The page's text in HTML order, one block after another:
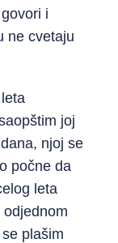
i
ne cvetaju
joj
njoj se
počne da
leta
plašim